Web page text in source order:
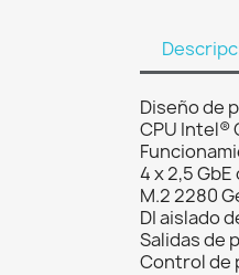
Diseño de
CPU Intel®
4 x 2,5
M.2 2280
DI aislado
Salidas de
Control de